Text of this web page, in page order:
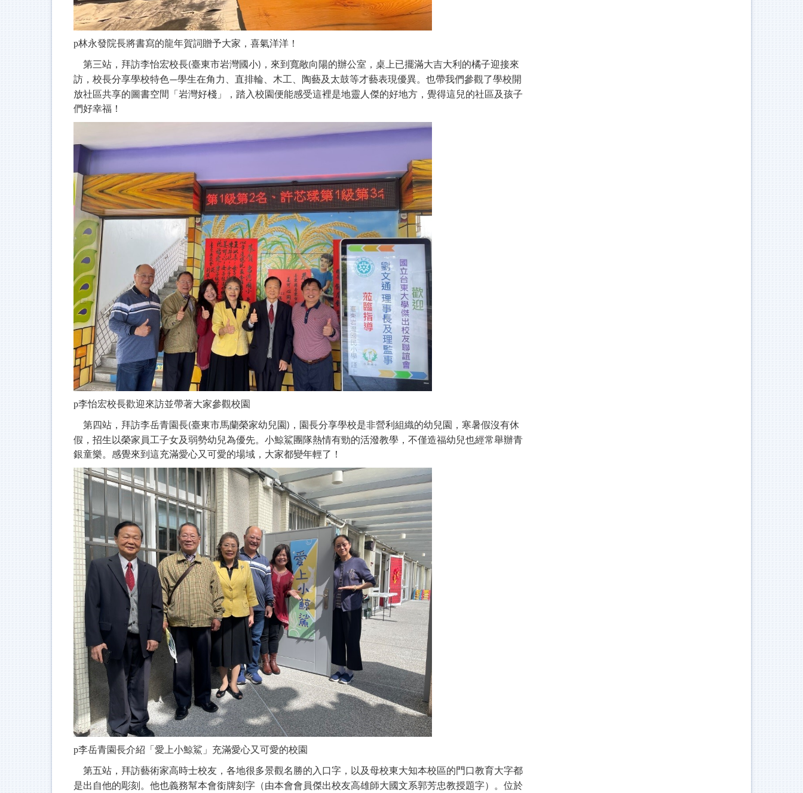
p林永發院長將書寫的龍年賀詞贈予大家，喜氣洋洋！
第三站，拜訪李怡宏校長(臺東市岩灣國小) ，來到寬敞向陽的辦公室，桌上已擺滿大吉大利的橘子迎接來
訪，校長分享學校特色—學生在角力 直排輪 木工 陶藝及太鼓等才藝表現優異。 也帶我們參觀了學校開
放社區共享的圖書空間「岩灣好棧」，踏入校園便能感受這裡是地靈人傑的好地方，覺得這兒的社區及孩子
們好幸福！
p李怡宏校長歡迎來訪並帶著大家參觀校園
第四站，拜訪李岳青園長(臺東市馬蘭榮家幼兒園 ) ，園長分享學校是非營利組織的幼兒園，寒暑假沒有休
假，招生以榮家員工子女及弱勢幼兒為優先。 小鯨鯊團隊熱情有勁的活潑教學，不僅造福幼兒也經常舉辦青
銀童樂。感覺來到這充滿愛心又可愛的場域，大家都變年輕了！
p李岳青園長介紹「愛上小鯨鯊」充滿愛心又可愛的校園
第五站，拜訪藝術家高時士校友，各地很多景觀名勝的入口字，以及母校東大知本校區的門口教育大字都
是出自他的彫刻。他也義務幫本會銜牌刻字（由本會會員傑出校友高雄師大國文系郭芳忠教授題字）。位於